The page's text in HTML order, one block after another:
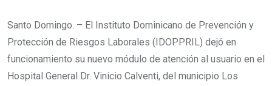
Santo Domingo. – El Instituto Dominicano de Prevención y
Protección de Riesgos Laborales (IDOPPRIL) dejó en
funcionamiento su nuevo módulo de atención al usuario en el
Hospital General Dr. Vinicio Calventi, del municipio Los